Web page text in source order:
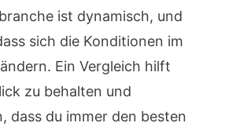
ist dynamisch, und
sich die Konditionen im
Ein Vergleich hilft
zu behalten und
dass du immer den besten